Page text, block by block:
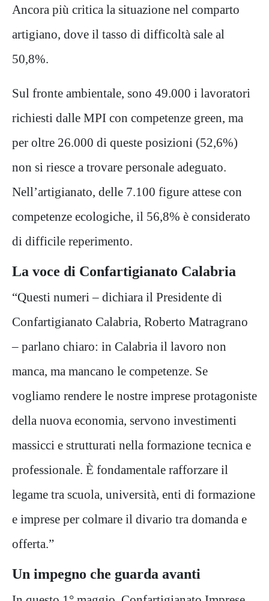
Ancora più critica la situazione nel comparto
artigiano, dove il tasso di difficoltà sale al
50,8%.
Sul fronte ambientale, sono 49.000 i lavoratori
richiesti dalle MPI con competenze green, ma
per oltre 26.000 di queste posizioni (52,6%)
non si riesce a trovare personale adeguato.
Nell’artigianato, delle 7.100 figure attese con
competenze ecologiche, il 56,8% è considerato
di difficile reperimento.
La voce di Confartigianato Calabria
“Questi numeri – dichiara il Presidente di
Confartigianato Calabria, Roberto Matragrano
– parlano chiaro: in Calabria il lavoro non
manca, ma mancano le competenze. Se
vogliamo rendere le nostre imprese protagoniste
della nuova economia, servono investimenti
massicci e strutturati nella formazione tecnica e
professionale. È fondamentale rafforzare il
legame tra scuola, università, enti di formazione
e imprese per colmare il divario tra domanda e
offerta.”
Un impegno che guarda avanti